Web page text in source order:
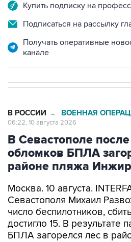
Купить подписку на
Подписаться на рассылку
Получать оперативные
канале
В РОССИИ → ВОЕННАЯ
06:22, 10 августа 2026
В Севастополе
обломков БПЛА
районе пляжа Инжир
Москва. 10 августа.
Севастополя Михаил
число беспилотников,
достигло 15. В результате
БПЛА загорелся лес в